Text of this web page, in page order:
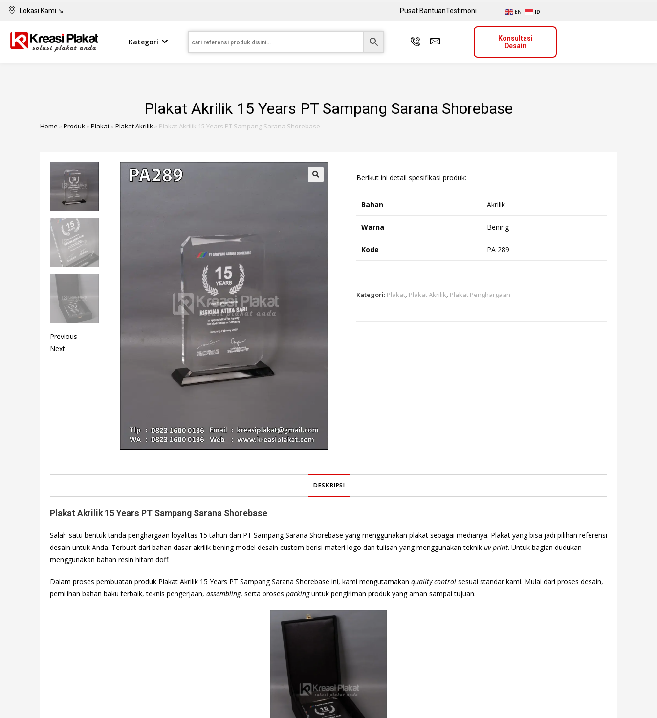
Lokasi Kami ↘ Pusat BantuanTestimoni EN ID
Kategori
Konsultasi
Desain
Plakat Akrilik 15 Years PT Sampang Sarana Shorebase
Home » Produk» Plakat» Plakat Akrilik» Plakat Akrilik 15 Years PT Sampang Sarana Shorebase
Previous
Next
Berikut ini detail spesifikasi produk:
Bahan Akrilik
Warna Bening
Kode PA 289
Kategori: Plakat, Plakat Akrilik, Plakat Penghargaan
DESKRIPSI
Plakat Akrilik 15 Years PT Sampang Sarana Shorebase
Salah satu bentuk tanda penghargaan loyalitas 15 tahun dari PT Sampang Sarana Shorebase yang menggunakan plakat sebagai medianya. Plakat yang bisa jadi pilihan referensi
desain untuk Anda. Terbuat dari bahan dasar akrilik bening model desain custom berisi materi logo dan tulisan yang menggunakan teknik uv print. Untuk bagian dudukan
menggunakan bahan resin hitam doff.
Dalam proses pembuatan produk Plakat Akrilik 15 Years PT Sampang Sarana Shorebase ini, kami mengutamakan quality control sesuai standar kami. Mulai dari proses desain,
pemilihan bahan baku terbaik, teknis pengerjaan, assembling, serta proses packinguntuk pengiriman produk yang aman sampai tujuan.